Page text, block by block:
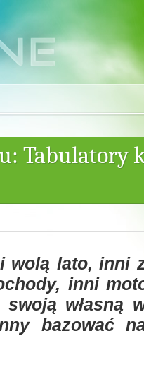
Tabulatory
wolą lato, inni
inni
swoją własną
bazować